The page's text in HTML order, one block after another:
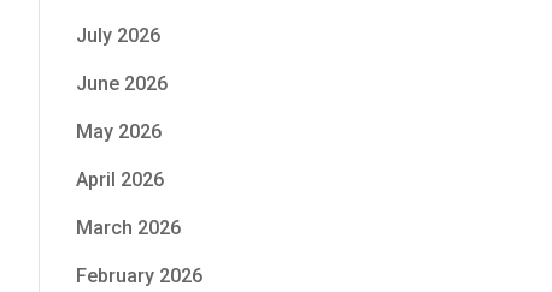
July 2026
June 2026
May 2026
April 2026
March 2026
February 2026